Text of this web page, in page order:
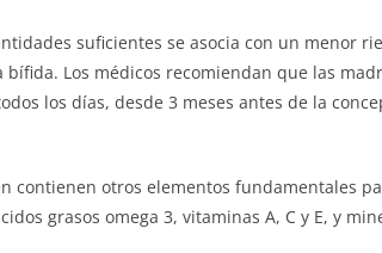
suficientes se asocia con un menor
Los médicos recomiendan que las
los días, desde 3 meses antes de la
contienen otros elementos fundamentales
grasos omega 3, vitaminas A, C y E, y